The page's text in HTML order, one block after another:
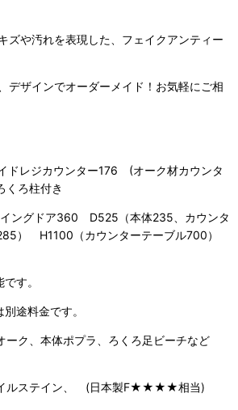
ズや汚れを表現した、フェイクアンティー
デザインでオーダーメイド！お気軽にご相
ドレジカウンター176 (オーク材カウンタ
ろ柱付き
ングドア360 D525（本体235、カウンタ
） H1100（カウンターテーブル700）
す。
途料金です。
ーク、本体ポプラ、ろくろ足ビーチなど
ルステイン、 (日本製F★★★★相当)